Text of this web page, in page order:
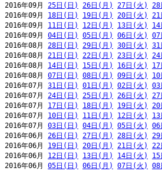
2016年09月 25日(日) 26日(月) 27日(火) 28
2016年09月 18日(日) 19日(月) 20日(火) 21
2016年09月 11日(日) 12日(月) 13日(火)
2016年09月 04日(日) 05日(月) 06日(火) 07
2016年08月 28日(日) 29日(月) 30日(火) 31
2016年08月 21日(日) 22日(月) 23日(火) 24
2016年08月 14日(日) 15日(月) 16日(火)
2016年08月 07日(日) 08日(月) 09日(火)
2016年07月 31日(日) 01日(月) 02日(火) 03
2016年07月 24日(日) 25日(月) 26日(火) 27
2016年07月 17日(日) 18日(月) 19日(火) 20
2016年07月 10日(日) 11日(月) 12日(火)
2016年07月 03日(日) 04日(月) 05日(火) 06
2016年06月 26日(日) 27日(月) 28日(火) 29
2016年06月 19日(日) 20日(月) 21日(火) 22
2016年06月 12日(日) 13日(月) 14日(火)
2016年06月 05日(日) 06日(月) 07日(火) 08